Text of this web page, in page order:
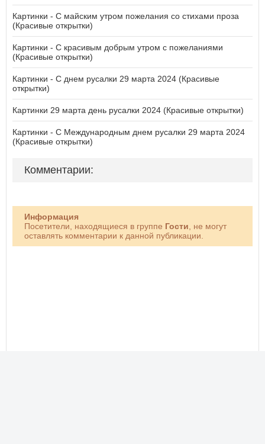
Картинки - С майским утром пожелания со стихами проза
(Красивые открытки)
Картинки - С красивым добрым утром с пожеланиями
(Красивые открытки)
Картинки - С днем русалки 29 марта 2024 (Красивые
открытки)
Картинки 29 марта день русалки 2024 (Красивые открытки)
Картинки - С Международным днем русалки 29 марта 2024
(Красивые открытки)
Комментарии:
Информация
Посетители, находящиеся в группе Гости , не могут
оставлять комментарии к данной публикации.